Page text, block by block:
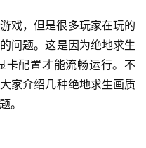
戏，但是很多玩家在玩的
问题。这是因为绝地求生
卡配置才能流畅运行。不
家介绍几种绝地求生画质
。